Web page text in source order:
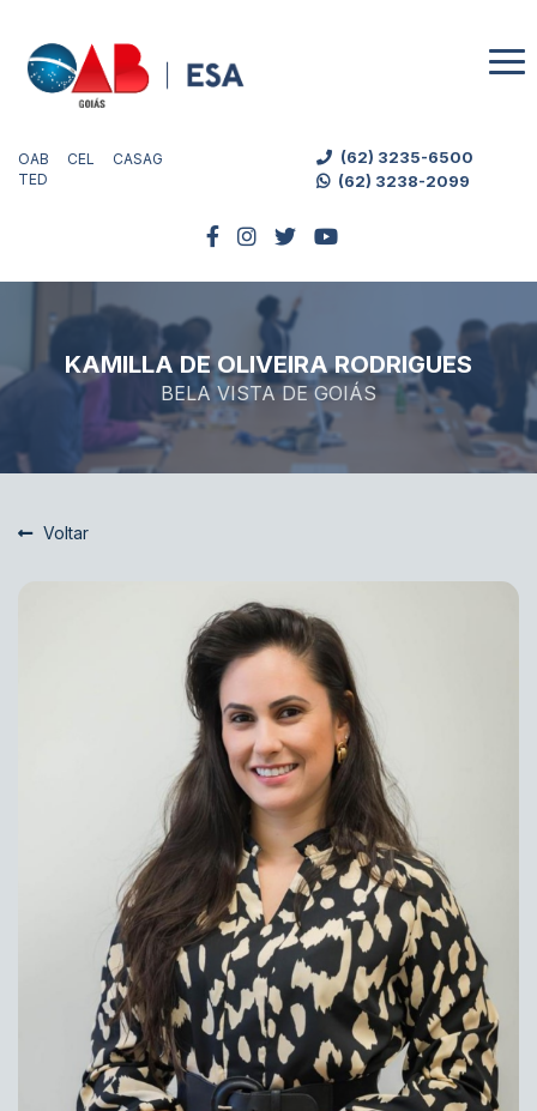
OAB CEL
CASAG
TED
(62) 3235-6500
(62) 3238-2099
KAMILLA DE OLIVEIRA RODRIGUES
BELA VISTA DE GOIÁS
Voltar